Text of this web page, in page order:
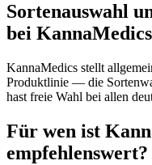
Sortenauswahl
bei KannaMedics
KannaMedics stellt
Produktlinie — die
hast freie Wahl bei allen
Für wen ist
empfehlenswert?